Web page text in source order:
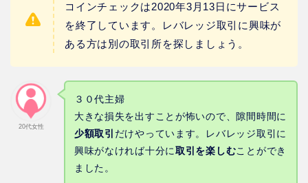
コインチェックは2020年3月13日にサービス
を終了しています。レバレッジ取引に興味が
ある方は別の取引所を探しましょう。
20代女性
３０代主婦
大きな損失を出すことが怖いので、隙間時間に
少額取引 だけやっています。レバレッジ取引に
興味がなければ十分に取引を楽しむことができ
ました。